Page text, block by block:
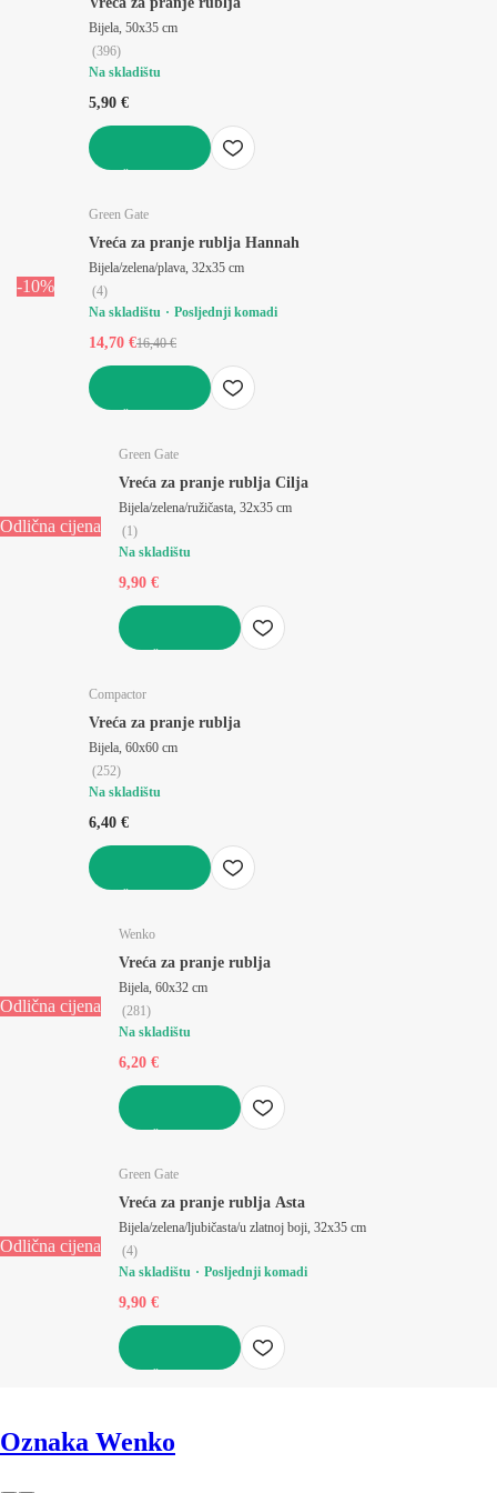
Bijela, 50x35 cm
(396)
Na skladištu
5,90 €
-10%
Green Gate
Vreća za pranje rublja Hannah
Bijela/zelena/plava, 32x35 cm
(4)
Na skladištu
Posljednji komadi
14,70 €16,40 €
Odlična cijena
Green Gate
Vreća za pranje rublja Cilja
Bijela/zelena/ružičasta, 32x35 cm
(1)
Na skladištu
9,90 €
Compactor
Vreća za pranje rublja
Bijela, 60x60 cm
(252)
Na skladištu
6,40 €
Odlična cijena
Wenko
Vreća za pranje rublja
Bijela, 60x32 cm
(281)
Na skladištu
6,20 €
Odlična cijena
Green Gate
Vreća za pranje rublja Asta
Bijela/zelena/ljubičasta/u zlatnoj boji, 32x35 cm
(4)
Na skladištu
Posljednji komadi
9,90 €
Oznaka Wenko